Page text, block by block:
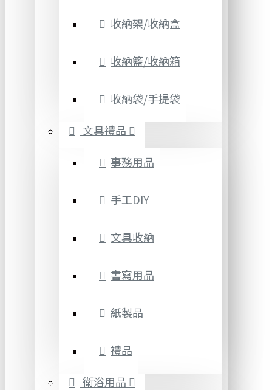
收納架/收納盒
收納籃/收納箱
收納袋/手提袋
文具禮品
事務用品
手工DIY
文具收納
書寫用品
紙製品
禮品
衛浴用品